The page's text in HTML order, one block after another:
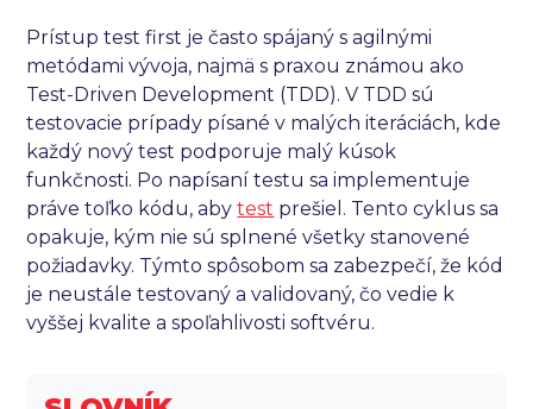
Prístup test first je často spájaný s agilnými
metódami vývoja, najmä s praxou známou ako
Test-Driven Development (TDD). V TDD sú
testovacie prípady písané v malých iteráciách, kde
každý nový test podporuje malý kúsok
funkčnosti. Po napísaní testu sa implementuje
práve toľko kódu, abytest prešiel. Tento cyklus sa
opakuje, kým nie sú splnené všetky stanovené
požiadavky. Týmto spôsobom sa zabezpečí, že kód
je neustále testovaný a validovaný, čo vedie k
vyššej kvalite a spoľahlivosti softvéru.